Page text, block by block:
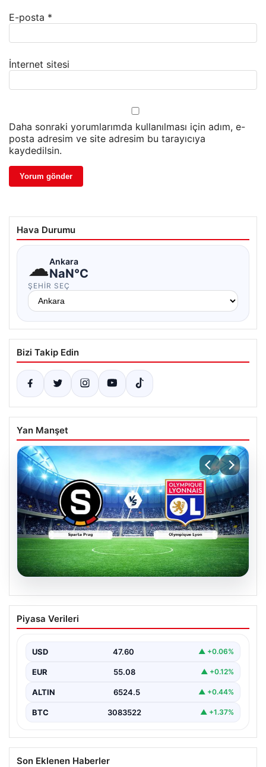
E-posta *
İnternet sitesi
Daha sonraki yorumlarımda kullanılması için adım, e-
posta adresim ve site adresim bu tarayıcıya
kaydedilsin.
Hava Durumu
☁Ankara
NaN°C
ŞEHIR SEÇ
Bizi Takip Edin
Yan Manşet
CANLI | Sparta Prag – Olympique Lyon
Canlı Maç Anlatımı
Piyasa Verileri
USD 47.60 ▲ +0.06%
EUR 55.08 ▲ +0.12%
ALTIN 6524.5 ▲ +0.44%
BTC 3083522 ▲ +1.37%
Son Eklenen Haberler